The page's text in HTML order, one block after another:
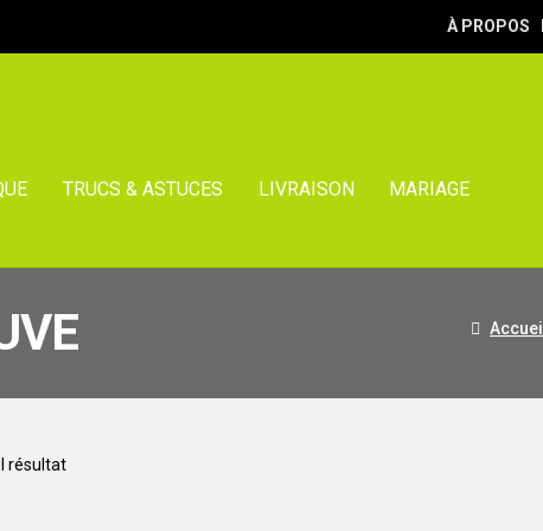
À PROPOS
TRUCS & ASTUCES LIVRAISON MARIAGE
Accueil
résultat